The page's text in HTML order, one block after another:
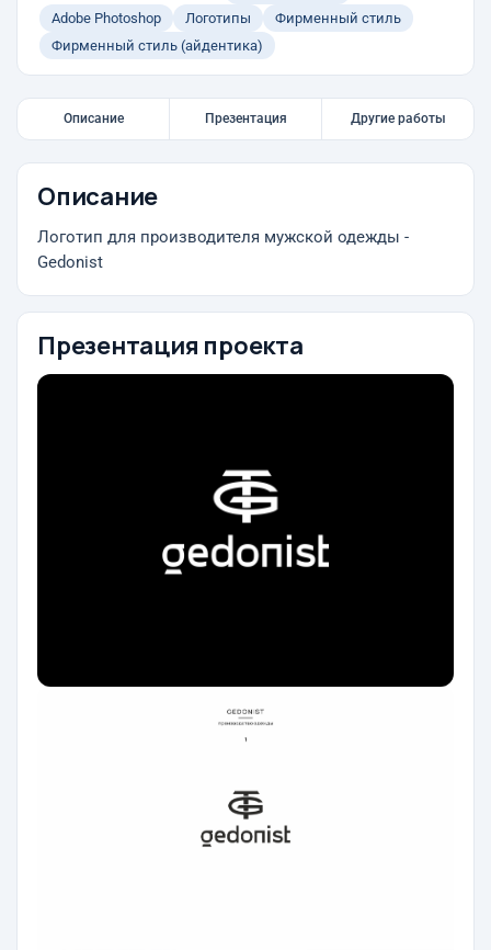
Adobe Photoshop
Логотипы
Фирменный стиль
Фирменный стиль (айдентика)
Описание Презентация Другие работы
Описание
Логотип для производителя мужской одежды -
Gedonist
Презентация проекта